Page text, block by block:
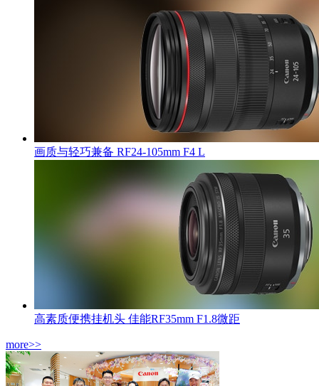
画质与轻巧兼备 RF24-105mm F4 L
高素质便携挂机头 佳能RF35mm F1.8微距
more>>